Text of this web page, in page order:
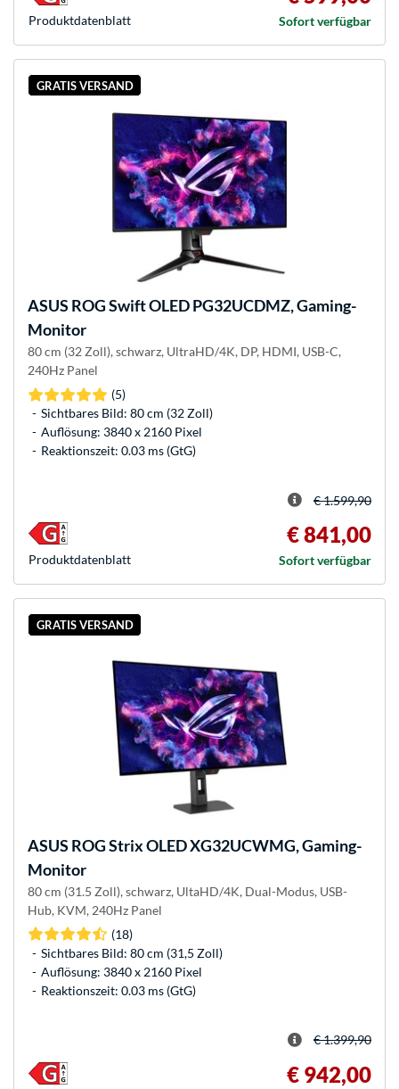
Sofort verfügbar
Produkt­datenblatt
GRATIS VERSAND
ASUS ROG Swift OLED PG32UCDMZ, Gaming-
Monitor
80 cm (32 Zoll), schwarz, UltraHD/4K, DP, HDMI, USB-C,
240Hz Panel
(5)
Sichtbares Bild: 80 cm (32 Zoll)
Auflösung: 3840 x 2160 Pixel
Reaktionszeit: 0.03 ms (GtG)
€ 1.599,90
€ 841,00
Sofort verfügbar
Produkt­datenblatt
GRATIS VERSAND
ASUS ROG Strix OLED XG32UCWMG, Gaming-
Monitor
80 cm (31.5 Zoll), schwarz, UltaHD/4K, Dual-Modus, USB-
Hub, KVM, 240Hz Panel
(18)
Sichtbares Bild: 80 cm (31,5 Zoll)
Auflösung: 3840 x 2160 Pixel
Reaktionszeit: 0.03 ms (GtG)
€ 1.399,90
€ 942,00